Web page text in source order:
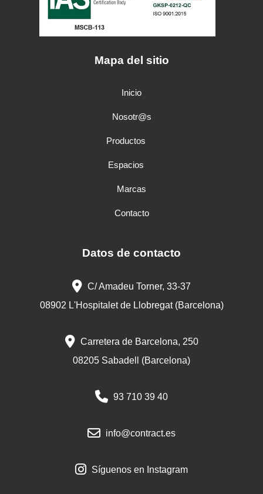
Mapa del sitio
Inicio
Nosotr@s
Productos
Espacios
Marcas
Contacto
Datos de contacto
C/ Amadeu Torner, 33-37
08902 L'Hospitalet de Llobregat (Barcelona)
Carretera de Barcelona, 250
08205 Sabadell (Barcelona)
93 710 39 40
info@contract.es
Síguenos en Instagram